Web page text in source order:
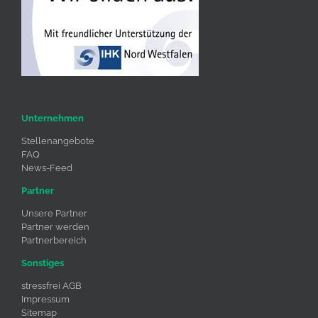
Unternehmen
Stellenangebote
FAQ
News-Feed
Partner
Unsere Partner
Partner werden
Partnerbereich
Sonstiges
stressfrei AGB
Impressum
Sitemap